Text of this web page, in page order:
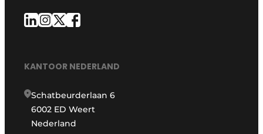
KANTOOR NEDERLAND
Schatbeurderlaan 6
6002 ED Weert
Nederland